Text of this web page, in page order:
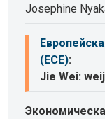
Josephine
(ECE):
Jie Wei: